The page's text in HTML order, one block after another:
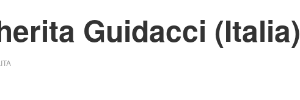
Guidacci (Italia)